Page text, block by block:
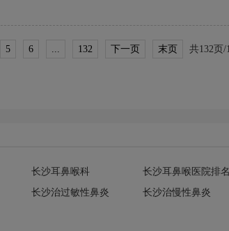
5 6 ... 132 下一页 末页 共132页/
长沙耳鼻喉科 长沙耳鼻喉医院排名
长沙治过敏性鼻炎 长沙治慢性鼻炎